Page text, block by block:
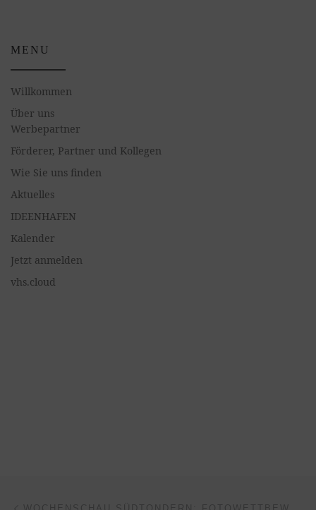
MENU
Willkommen
Über uns
Werbepartner
Förderer, Partner und Kollegen
Wie Sie uns finden
Aktuelles
IDEENHAFEN
Kalender
Jetzt anmelden
vhs.cloud
Beitragsnavigation